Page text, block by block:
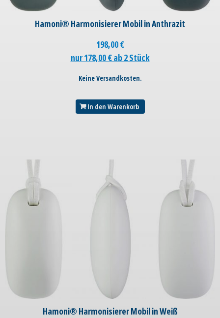
Hamoni® Harmonisierer Mobil in Anthrazit
198,00€
nur 178,00 € ab 2 Stück
Keine Versandkosten.
In den Warenkorb
Hamoni® Harmonisierer Mobil in Weiß